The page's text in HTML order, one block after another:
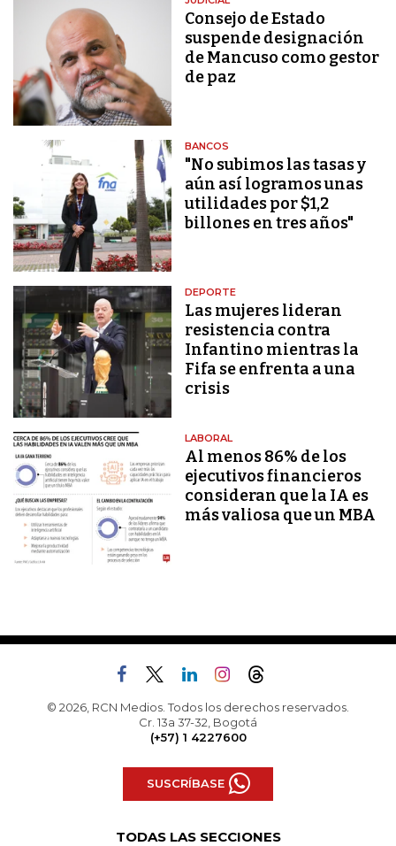
Consejo de Estado
suspende designación
de Mancuso como gestor
de paz
BANCOS
"No subimos las tasas y
aún así logramos unas
utilidades por $1,2
billones en tres años"
DEPORTE
Las mujeres lideran
resistencia contra
Infantino mientras la
Fifa se enfrenta a una
crisis
LABORAL
Al menos 86% de los
ejecutivos financieros
consideran que la IA es
más valiosa que un MBA
© 2026, RCN Medios. Todos los derechos reservados.
Cr. 13a 37-32, Bogotá
(+57) 1 4227600
SUSCRÍBASE
TODAS LAS SECCIONES